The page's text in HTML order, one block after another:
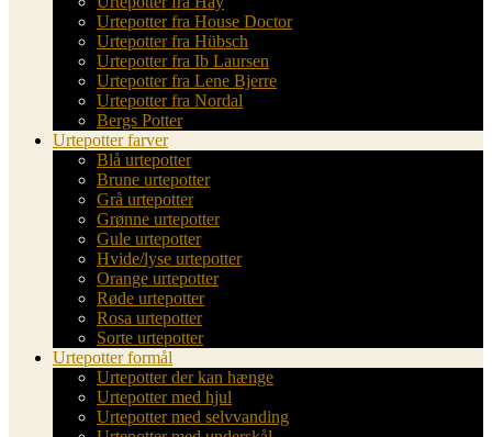
Urtepotter fra House Doctor
Urtepotter fra Hübsch
Urtepotter fra Ib Laursen
Urtepotter fra Lene Bjerre
Urtepotter fra Nordal
Bergs Potter
Urtepotter farver
Blå urtepotter
Brune urtepotter
Grå urtepotter
Grønne urtepotter
Gule urtepotter
Hvide/lyse urtepotter
Orange urtepotter
Røde urtepotter
Rosa urtepotter
Sorte urtepotter
Urtepotter formål
Urtepotter der kan hænge
Urtepotter med hjul
Urtepotter med selvvanding